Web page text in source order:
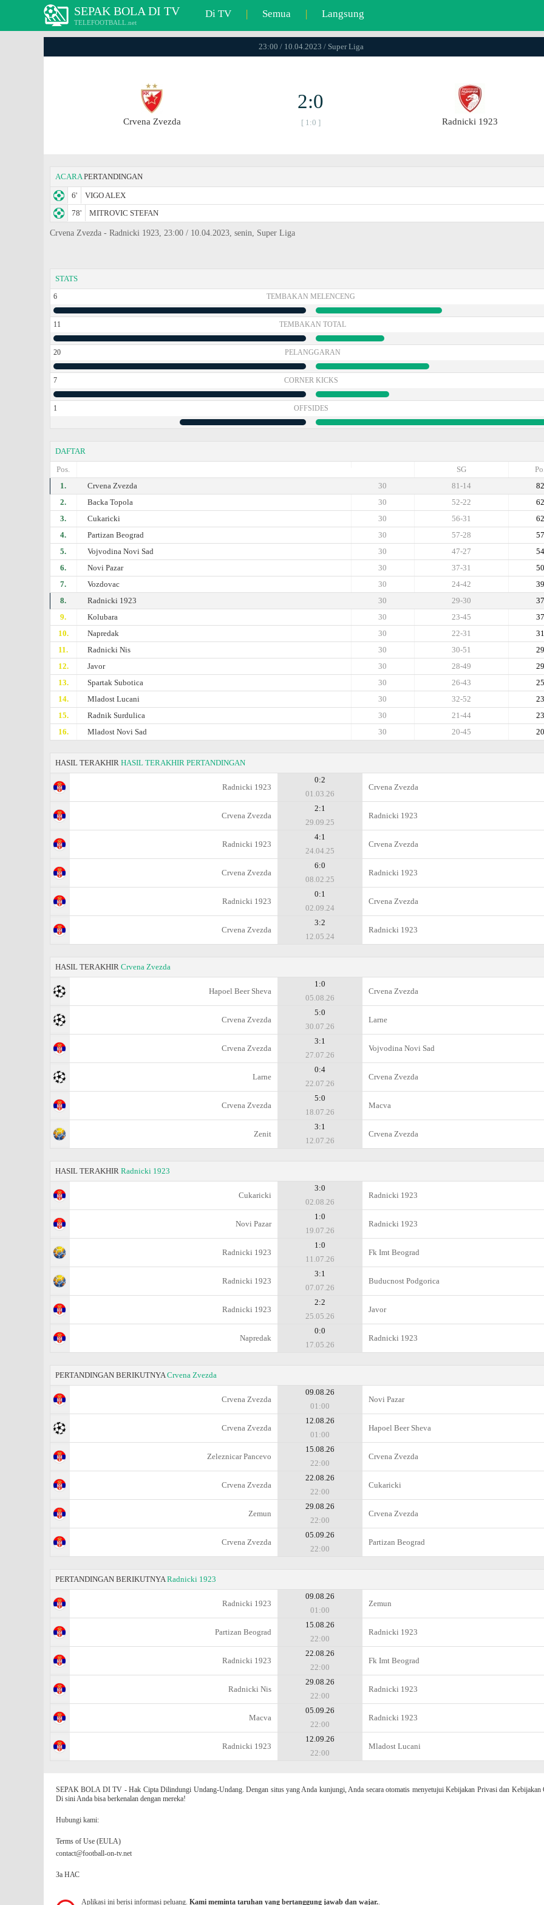
SEPAK BOLA DI TV
TELEFOOTBALL.net
Di TV | Semua | Langsung
23:00 / 10.04.2023 / Super Liga
Crvena Zvezda
2:0
[ 1:0 ] Radnicki 1923
ACARAPERTANDINGAN
6'
VIGO ALEX
78'
MITROVIC STEFAN
Crvena Zvezda - Radnicki 1923, 23:00 / 10.04.2023, senin, Super Liga
STATS
6 TEMBAKAN MELENCENG
11 TEMBAKAN TOTAL
20 PELANGGARAN
7 CORNER KICKS
1 OFFSIDES
DAFTAR
Pos.
Po.
SG
1.
Crvena Zvezda 82
81-14
30
2.
Backa Topola 62
52-22
30
3.
Cukaricki 62
56-31
30
4.
Partizan Beograd 57
57-28
30
5.
Vojvodina Novi Sad 54
47-27
30
6.
Novi Pazar 50
37-31
30
7.
Vozdovac 39
24-42
30
8.
Radnicki 1923 37
29-30
30
9.
Kolubara 37
23-45
30
10.
Napredak 31
22-31
30
11.
Radnicki Nis 29
30-51
30
12.
Javor 29
28-49
30
13.
Spartak Subotica 25
26-43
30
14.
Mladost Lucani 23
32-52
30
15.
Radnik Surdulica 23
21-44
30
16.
Mladost Novi Sad 20
20-45
30
HASIL TERAKHIR HASIL TERAKHIR PERTANDINGAN
Radnicki 1923
0:2
01.03.26
Crvena Zvezda
Crvena Zvezda
2:1
29.09.25
Radnicki 1923
Radnicki 1923
4:1
24.04.25
Crvena Zvezda
Crvena Zvezda
6:0
08.02.25
Radnicki 1923
Radnicki 1923
0:1
02.09.24
Crvena Zvezda
Crvena Zvezda
3:2
12.05.24
Radnicki 1923
HASIL TERAKHIR Crvena Zvezda
Hapoel Beer Sheva
1:0
05.08.26
Crvena Zvezda
Crvena Zvezda
5:0
30.07.26
Larne
Crvena Zvezda
3:1
27.07.26
Vojvodina Novi Sad
Larne
0:4
22.07.26
Crvena Zvezda
Crvena Zvezda
5:0
18.07.26
Macva
Zenit
3:1
12.07.26
Crvena Zvezda
HASIL TERAKHIR Radnicki 1923
Cukaricki
3:0
02.08.26
Radnicki 1923
Novi Pazar
1:0
19.07.26
Radnicki 1923
Radnicki 1923
1:0
11.07.26
Fk Imt Beograd
Radnicki 1923
3:1
07.07.26
Buducnost Podgorica
Radnicki 1923
2:2
25.05.26
Javor
Napredak
0:0
17.05.26
Radnicki 1923
PERTANDINGAN BERIKUTNYACrvena Zvezda
Crvena Zvezda
09.08.26
01:00
Novi Pazar
Crvena Zvezda
12.08.26
01:00
Hapoel Beer Sheva
Zeleznicar Pancevo
15.08.26
22:00
Crvena Zvezda
Crvena Zvezda
22.08.26
22:00
Cukaricki
Zemun
29.08.26
22:00
Crvena Zvezda
Crvena Zvezda
05.09.26
22:00
Partizan Beograd
PERTANDINGAN BERIKUTNYARadnicki 1923
Radnicki 1923
09.08.26
01:00
Zemun
Partizan Beograd
15.08.26
22:00
Radnicki 1923
Radnicki 1923
22.08.26
22:00
Fk Imt Beograd
Radnicki Nis
29.08.26
22:00
Radnicki 1923
Macva
05.09.26
22:00
Radnicki 1923
Radnicki 1923
12.09.26
22:00
Mladost Lucani
SEPAK BOLA DI TV - Hak Cipta Dilindungi Undang-Undang. Dengan situs yang Anda kunjungi, Anda secara otomatis menyetujui Kebijakan Privasi dan Kebijakan
Di sini Anda bisa berkenalan dengan mereka!
Hubungi kami:
Terms of Use (EULA)
contact@football-on-tv.net
За НАС
Aplikasi ini berisi informasi peluang. Kami meminta taruhan yang bertanggung jawab dan wajar..